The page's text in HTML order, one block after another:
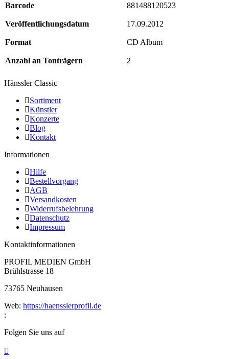
Barcode 881488120523
Veröffentlichungsdatum 17.09.2012
Format CD Album
Anzahl an Tonträgern 2
Hänssler Classic
Sortiment
Künstler
Konzerte
Blog
Kontakt
Informationen
Hilfe
Bestellvorgang
AGB
Versandkosten
Widerrufsbelehrung
Datenschutz
Impressum
Kontaktinformationen
PROFIL MEDIEN GmbH
Brühlstrasse 18
73765 Neuhausen
Web: https://haensslerprofil.de
:
Folgen Sie uns auf